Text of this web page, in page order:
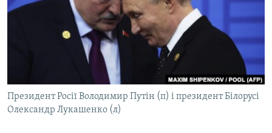
ВІДЕОУРОКИ «ELIFBE»
СВІДЧЕННЯ ОКУПАЦІЇ
УКРАЇНСЬКА ПРОБЛЕМА КРИМУ
Президент Росії Володимир Путін (п) і президент Білорусі
Олександр Лукашенко (л)